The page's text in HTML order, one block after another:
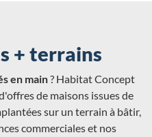
+ terrains
en main? Habitat Concept
de maisons issues de
sur un terrain à bâtir,
commerciales et nos